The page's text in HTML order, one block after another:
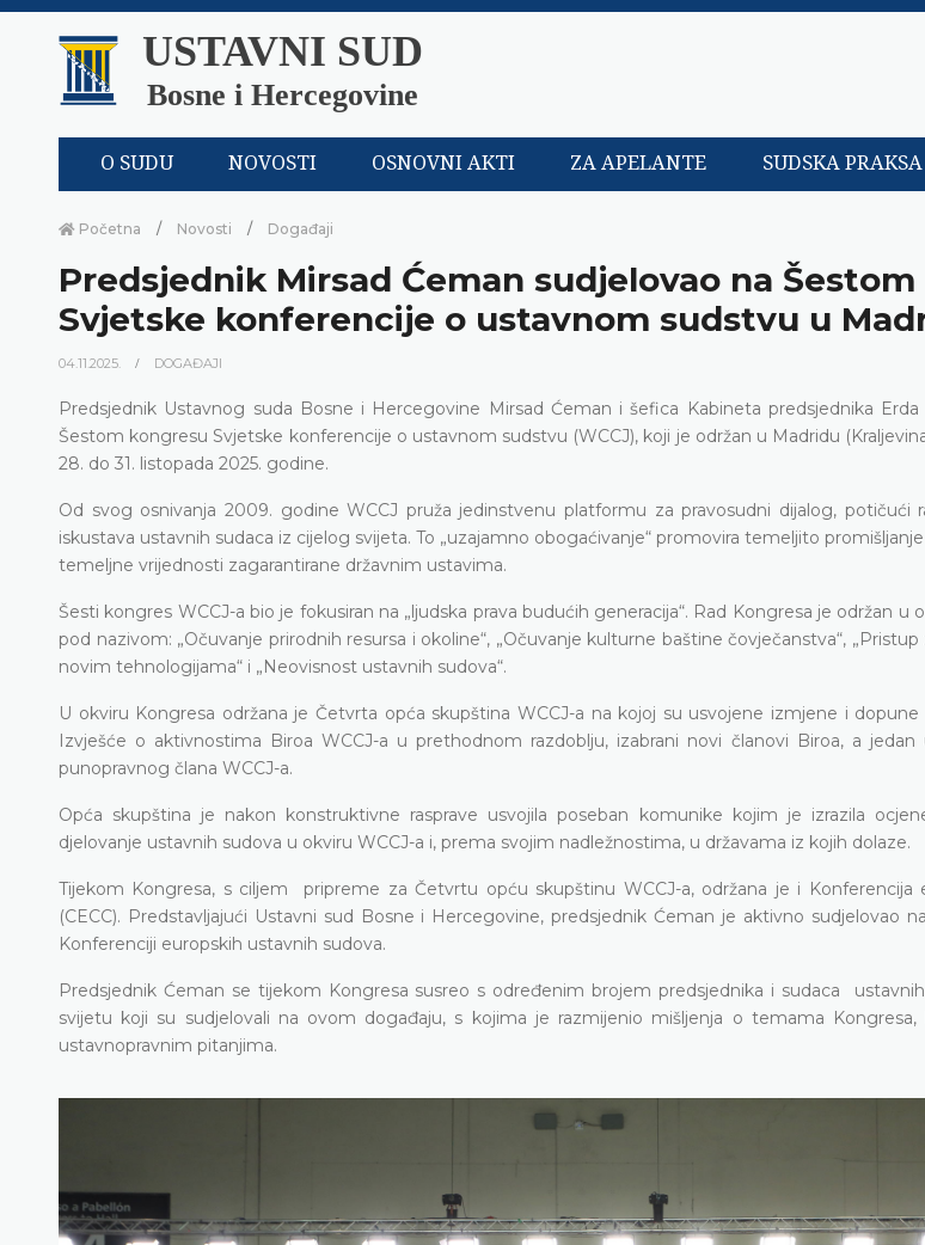
USTAVNI SUD
Bosne i Hercegovine
O SUDU NOVOSTI OSNOVNI AKTI ZA APELANTE SUDSKA PRAKSA
Početna Novosti Događaji
Predsjednik Mirsad Ćeman sudjelovao na
Svjetske konferencije o ustavnom sudstvu u
04.11.2025. DOGAĐAJI
Predsjednik Ustavnog suda Bosne i Hercegovine Mirsad Ćeman i šefica Kabineta predsjednika Erda
Šestom kongresu Svjetske konferencije o ustavnom sudstvu (WCCJ), koji je održan u Madridu
28. do 31. listopada 2025. godine.
Od svog osnivanja 2009. godine WCCJ pruža jedinstvenu platformu za pravosudni dijalog, potičući
iskustava ustavnih sudaca iz cijelog svijeta. To „uzajamno obogaćivanje“ promovira temeljito
temeljne vrijednosti zagarantirane državnim ustavima.
Šesti kongres WCCJ-a bio je fokusiran na „ljudska prava budućih generacija“. Rad Kongresa je održan
pod nazivom: „Očuvanje prirodnih resursa i okoline“, „Očuvanje kulturne baštine čovječanstva“,
novim tehnologijama“ i „Neovisnost ustavnih sudova“.
U okviru Kongresa održana je Četvrta opća skupština WCCJ-a na kojoj su usvojene izmjene i dopune
Izvješće o aktivnostima Biroa WCCJ-a u prethodnom razdoblju, izabrani novi članovi Biroa, a
punopravnog člana WCCJ-a.
Opća skupština je nakon konstruktivne rasprave usvojila poseban komunike kojim je izrazila
djelovanje ustavnih sudova u okviru WCCJ-a i, prema svojim nadležnostima, u državama iz kojih dolaze.
Tijekom Kongresa, s ciljem pripreme za Četvrtu opću skupštinu WCCJ-a, održana je i Konferencija
(CECC). Predstavljajući Ustavni sud Bosne i Hercegovine, predsjednik Ćeman je aktivno sudjelovao
Konferenciji europskih ustavnih sudova.
Predsjednik Ćeman se tijekom Kongresa susreo s određenim brojem predsjednika i sudaca
svijetu koji su sudjelovali na ovom događaju, s kojima je razmijenio mišljenja o temama
ustavnopravnim pitanjima.